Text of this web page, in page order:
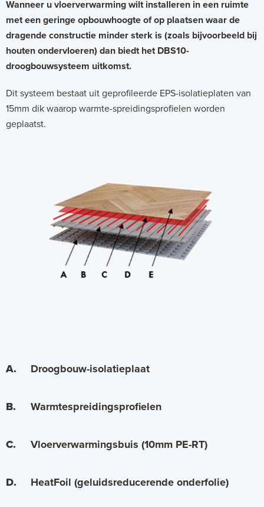
B
S
1
0
-
d
r
e
Wanneer u vloerverwarming wilt installeren in een ruimte
met een geringe opbouwhoogte of op plaatsen waar de
dragende constructie minder sterk is (zoals bijvoorbeeld bij
houten ondervloeren) dan biedt het DBS10-
droogbouwsysteem uitkomst.
Dit systeem bestaat uit geprofileerde EPS-isolatieplaten van
15mm dik waarop warmte-spreidingsprofielen worden
geplaatst.
A. Droogbouw-isolatieplaat
B. Warmtespreidingsprofielen
C. Vloerverwarmingsbuis (10mm PE-RT)
D. HeatFoil (geluidsreducerende onderfolie)